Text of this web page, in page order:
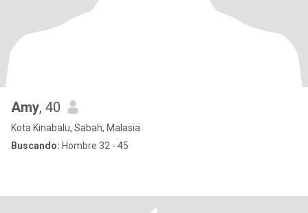
Amy, 40
Kota Kinabalu, Sabah, Malasia
Buscando: Hombre 32 - 45